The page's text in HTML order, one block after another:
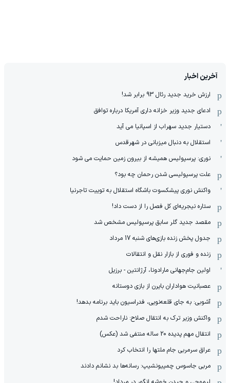
آخرین اخبار
ارزش خرید جدید رئال 93 برابر شد!
ادعای جدید وزیر خزانه داری آمریکا درباره توافق
دستیار جدید سهراب از اسپانیا می آید
استقلال به دنبال میزبانی در شهرقدس
نوری: پرسپولیس همیشه از بیرون زمین حمایت می شود
علت پرسپولیسی شدن رحمان چه بود؟
واکنش نوری پیشکسوت باشگاه استقلال به توییت تاجرنیا
ستاره نیجریه‌ای کل فصل را از دست داد!
مقصد جدید گلر سابق پرسپولیس مشخص شد
جدول پخش زنده بازی‌های شنبه 17 مرداد
زنده و فوری از بازار نقل و انتقالات
اولین جام‌جهانی مارادونا، آرژانتین - برزیل
عصبانیت هواداران بایرن از بازی دوستانه
آشوبی: به جای قلعه‌نویی، فدراسیون باید برنامه بدهد!
واکنش وزیر ترک به انتقال صلاح: ناراحت شدم
انتقال مهم پدیده 20 ساله منتفی شد (عکس)
عراق سرمربی جام ملتها را انتخاب کرد
مربی جاسوس چمپیونشیپ: رسانه‌ها بد نشانم دادند